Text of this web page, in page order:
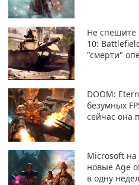
Не спешите
10:
"смерти"
DOOM:
безумных
сейчас она
Microsoft на
новые Age
в одну